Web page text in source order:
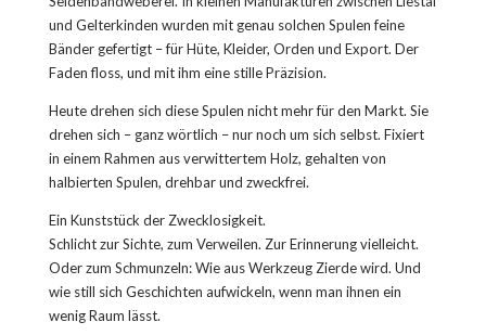
und Gelterkinden wurden mit genau solchen Spulen feine
Bänder gefertigt – für Hüte, Kleider, Orden und Export. Der
Faden floss, und mit ihm eine stille Präzision.
Heute drehen sich diese Spulen nicht mehr für den Markt. Sie
drehen sich – ganz wörtlich – nur noch um sich selbst. Fixiert
in einem Rahmen aus verwittertem Holz, gehalten von
halbierten Spulen, drehbar und zweckfrei.
Ein Kunststück der Zwecklosigkeit.
Schlicht zur Sichte, zum Verweilen. Zur Erinnerung vielleicht.
Oder zum Schmunzeln: Wie aus Werkzeug Zierde wird. Und
wie still sich Geschichten aufwickeln, wenn man ihnen ein
wenig Raum lässt.